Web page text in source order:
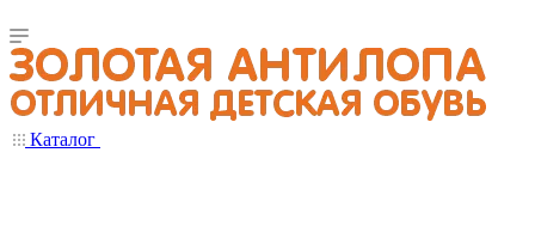
Каталог